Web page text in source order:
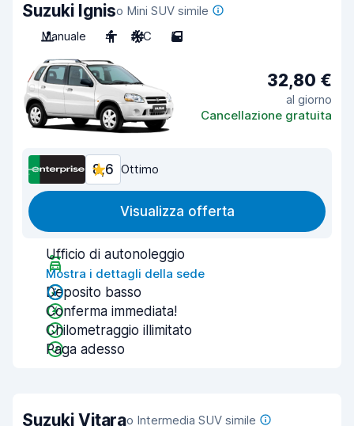
Suzuki Igniso Mini SUV simile
Manuale
4 A/C 5
32,80 €
al giorno
Cancellazione gratuita
8,6 Ottimo
Visualizza offerta
Ufficio di autonoleggio
Mostra i dettagli della sede
Deposito basso
Conferma immediata!
Chilometraggio illimitato
Paga adesso
Suzuki Vitarao Intermedia SUV simile